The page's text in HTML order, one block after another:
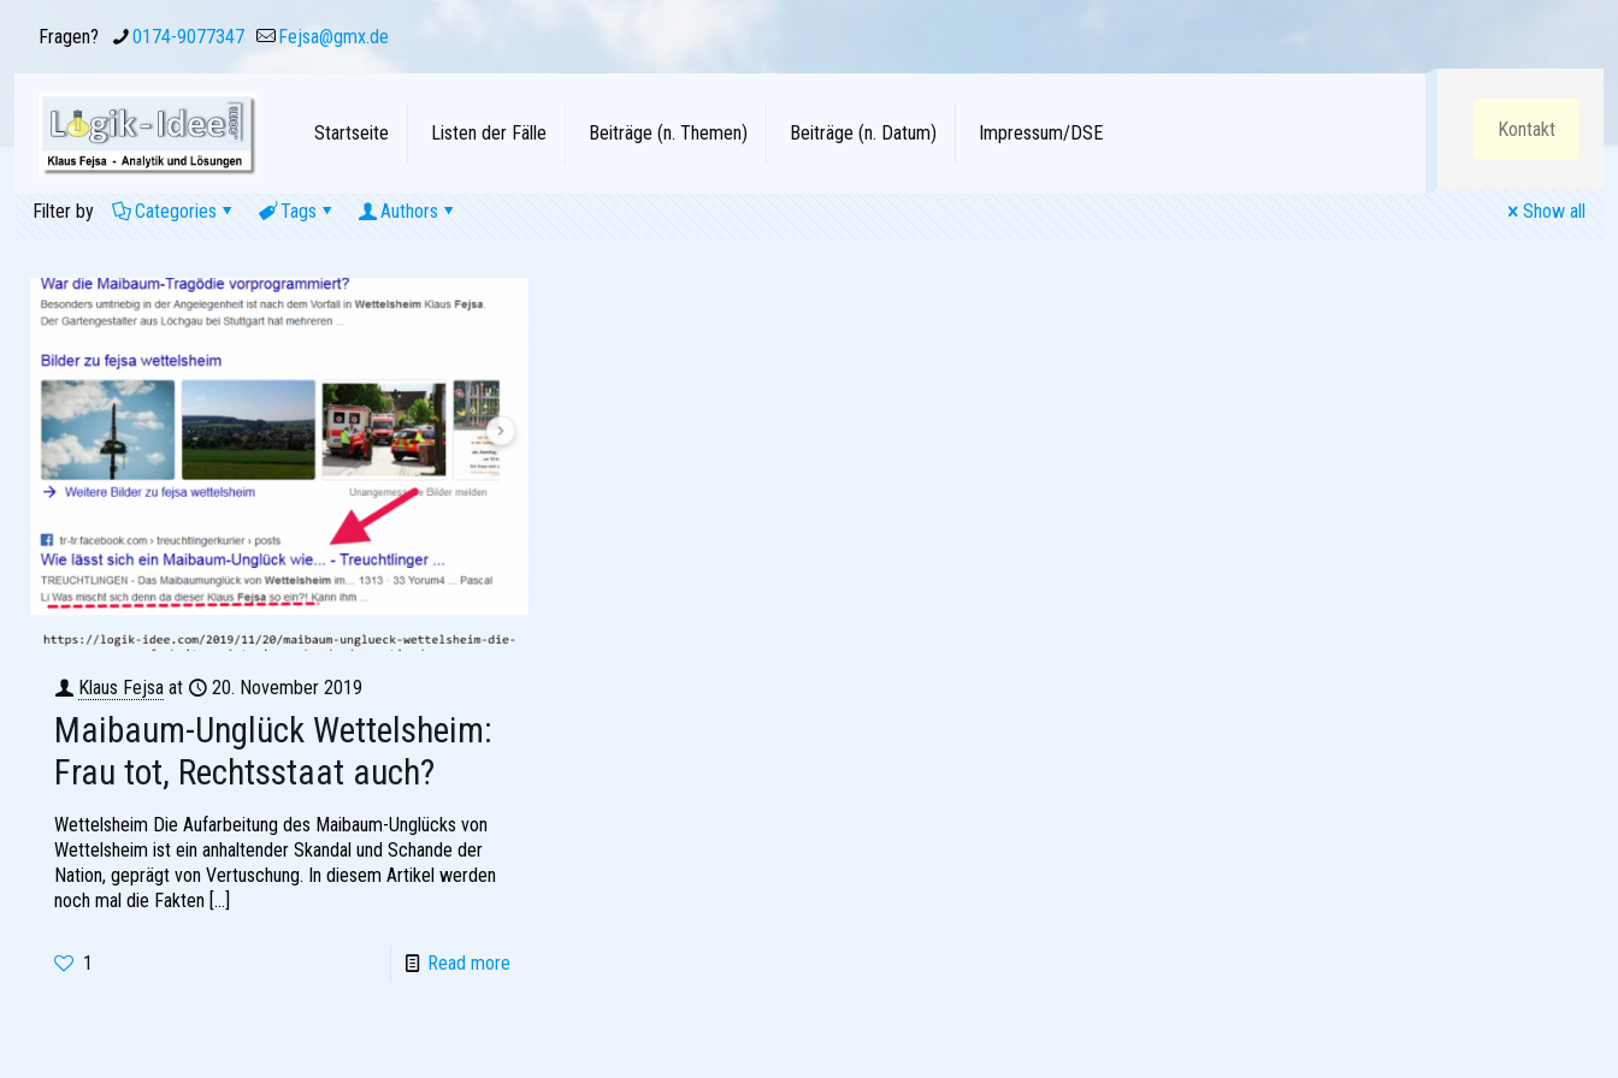
Fragen? 0174-9077347 Fejsa@gmx.de
Startseite Listen der Fälle Beiträge (n. Themen) Beiträge (n. Datum) Impressum/DSE Kontakt
Filter by Categories Tags Authors Show all
Klaus Fejsa at 20. November 2019
Maibaum-Unglück Wettelsheim:
Frau tot, Rechtsstaat auch?
Wettelsheim Die Aufarbeitung des Maibaum-Unglücks von
Wettelsheim ist ein anhaltender Skandal und Schande der
Nation, geprägt von Vertuschung. In diesem Artikel werden
noch mal die Fakten […]
1 Read more